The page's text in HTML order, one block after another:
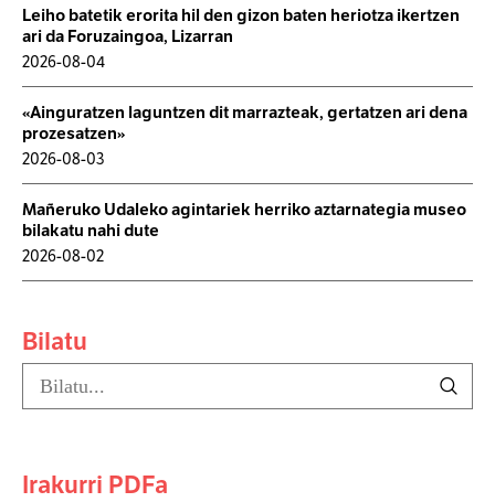
Leiho batetik erorita hil den gizon baten heriotza ikertzen
ari da Foruzaingoa, Lizarran
2026-08-04
«Ainguratzen laguntzen dit marrazteak, gertatzen ari dena
prozesatzen»
2026-08-03
Mañeruko Udaleko agintariek herriko aztarnategia museo
bilakatu nahi dute
2026-08-02
Bilatu
Irakurri PDFa